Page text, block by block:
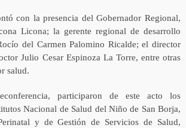
con la presencia del Gobernador Regional,
Licona; la gerente regional de desarrollo
del Carmen Palomino Ricalde; el director
Julio Cesar Espinoza La Torre, entre otras
salud.
participaron de este acto los
Nacional de Salud del Niño de San Borja,
y de Gestión de Servicios de Salud,